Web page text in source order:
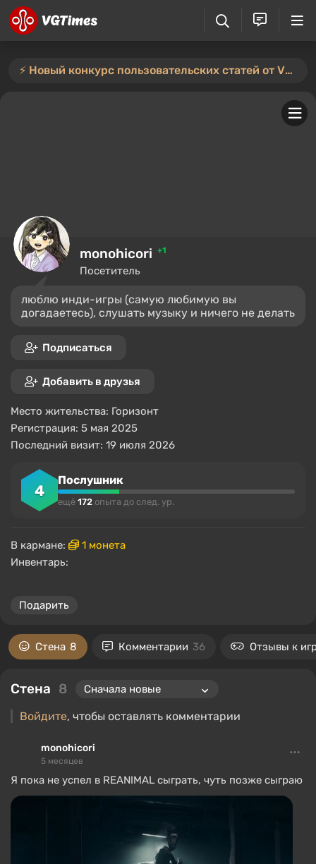
⚡️ Новый конкурс пользовательских статей от VGTimes — участвуйте тут ⚡️
monohicori +1
Посетитель
люблю инди-игры (самую любимую вы
догадаетесь), слушать музыку и ничего не делать
Подписаться
Добавить в друзья
Место жительства: Горизонт
Регистрация: 5 мая 2025
Последний визит: 19 июля 2026
4
Послушник
ещё 172 опыта до след. ур.
В кармане:
1 монета
Инвентарь:
Подарить
Стена 8 Комментарии 36 Отзывы к
Стена 8
Войдите, чтобы оставлять комментарии
monohicori
5 месяцев
Я пока не успел в REANIMAL сыграть, чуть позже сыграю